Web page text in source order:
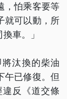
，怕乘客要等
就可以動，所
車。」
汰換的柴油
午已修復。但
反《道交條